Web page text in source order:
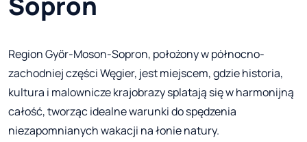
Region Győr-Moson-Sopron, położony w północno-
zachodniej części Węgier, jest miejscem, gdzie historia,
kultura i malownicze krajobrazy splatają się w harmonijną
całość, tworząc idealne warunki do spędzenia
niezapomnianych wakacji na łonie natury.